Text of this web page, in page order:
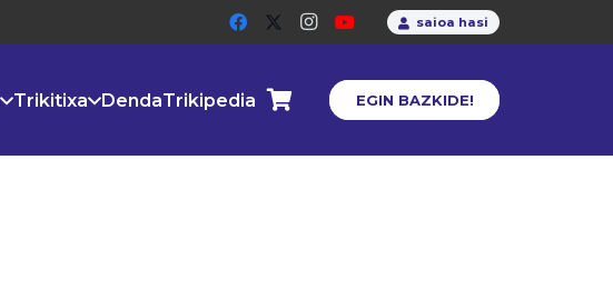
saioa hasi
Trikitixa DendaTrikipedia EGIN BAZKIDE!